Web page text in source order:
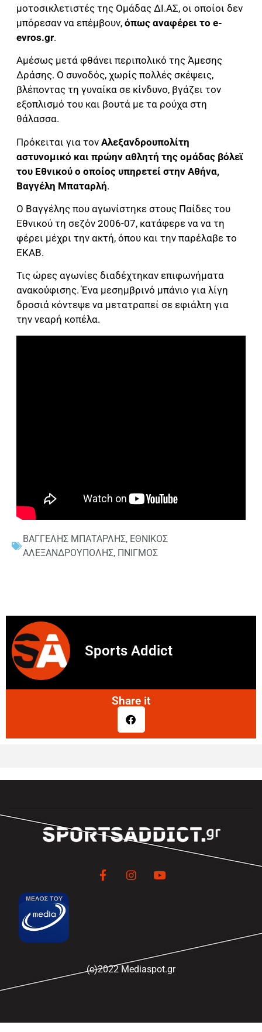
μοτοσικλετιστές της Ομάδας ΔΙ.ΑΣ, οι οποίοι δεν
μπόρεσαν να επέμβουν, όπως αναφέρει το e-
evros.gr.
Αμέσως μετά φθάνει περιπολικό της Άμεσης
Δράσης. Ο συνοδός, χωρίς πολλές σκέψεις,
βλέποντας τη γυναίκα σε κίνδυνο, βγάζει τον
εξοπλισμό του και βουτά με τα ρούχα στη
θάλασσα.
Πρόκειται για τον Αλεξανδρουπολίτη
αστυνομικό και πρώην αθλητή της ομάδας βόλεϊ
του Εθνικού ο οποίος υπηρετεί στην Αθήνα,
Βαγγέλη Μπαταρλή.
Ο Βαγγέλης που αγωνίστηκε στους Παίδες του
Εθνικού τη σεζόν 2006-07, κατάφερε να να τη
φέρει μέχρι την ακτή, όπου και την παρέλαβε το
ΕΚΑΒ.
Τις ώρες αγωνίες διαδέχτηκαν επιφωνήματα
ανακούφισης. Ένα μεσημβρινό μπάνιο για λίγη
δροσιά κόντεψε να μετατραπεί σε εφιάλτη για
την νεαρή κοπέλα.
ΒΑΓΓΕΛΗΣ ΜΠΑΤΑΡΛΗΣ, ΕΘΝΙΚΟΣ
ΑΛΕΞΑΝΔΡΟΥΠΟΛΗΣ, ΠΝΙΓΜΟΣ
Sports Addict
Share it
(c)2022 Mediaspot.gr